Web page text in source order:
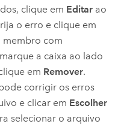
clique em Editarao
o erro e clique em
membro com
a caixa ao lado
em Remover.
corrigir os erros
e clicar em Escolher
selecionar o arquivo